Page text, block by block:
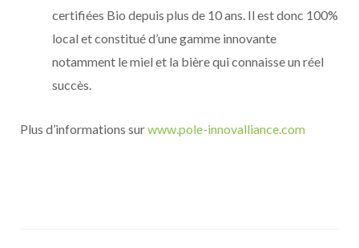
certifiées Bio depuis plus de 10 ans. Il est donc 100%
local et constitué d’une gamme innovante
notamment le miel et la bière qui connaisse un réel
succès.
Plus d’informations surwww.pole-innovalliance.com